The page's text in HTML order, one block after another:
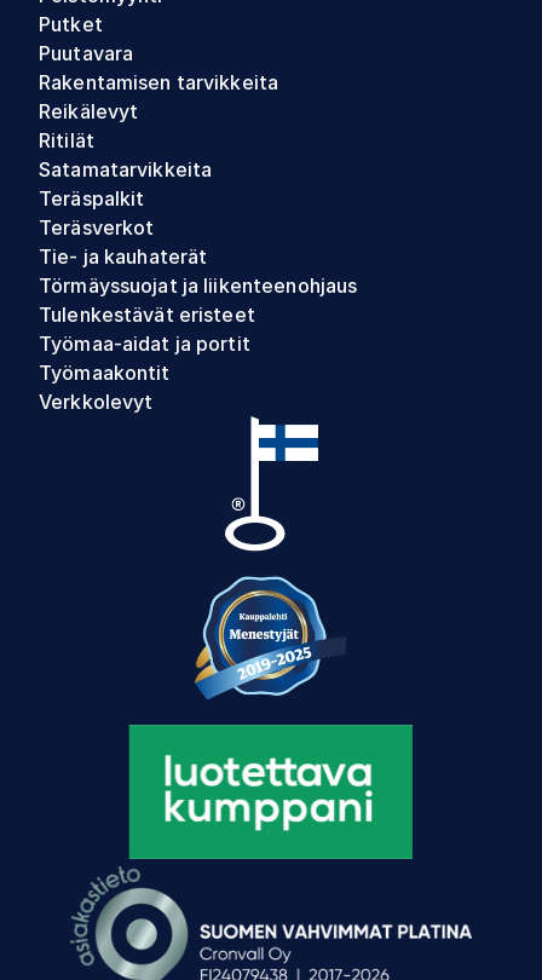
Putket
Puutavara
Rakentamisen tarvikkeita
Reikälevyt
Ritilät
Satamatarvikkeita
Teräspalkit
Teräsverkot
Tie- ja kauhaterät
Törmäyssuojat ja liikenteenohjaus
Tulenkestävät eristeet
Työmaa-aidat ja portit
Työmaakontit
Verkkolevyt